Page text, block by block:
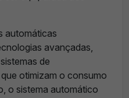
automáticas
avançadas,
de
otimizam o consumo
o sistema automático